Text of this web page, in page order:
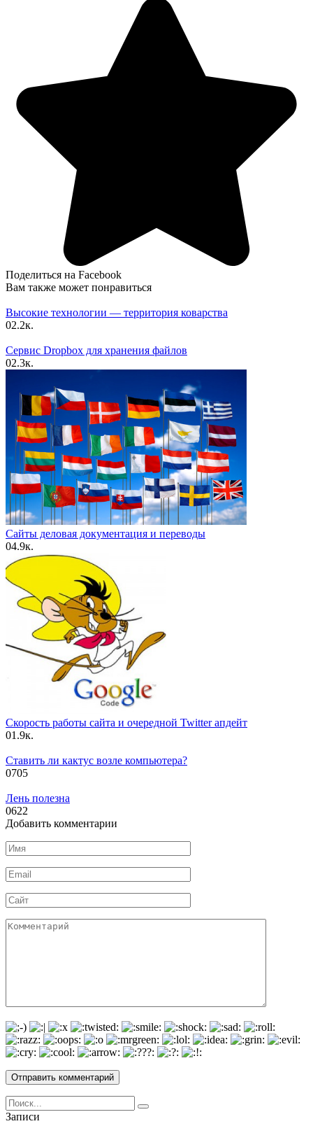
Поделиться на Facebook
Вам также может понравиться
Высокие технологии — территория коварства
02.2к.
Сервис Dropbox для хранения файлов
02.3к.
Сайты деловая документация и переводы
04.9к.
Скорость работы сайта и очередной Twitter апдейт
01.9к.
Ставить ли кактус возле компьютера?
0705
Лень полезна
0622
Добавить комментарии
Имя
*
Email
*
Сайт
Комментарий
Search
for:
Записи